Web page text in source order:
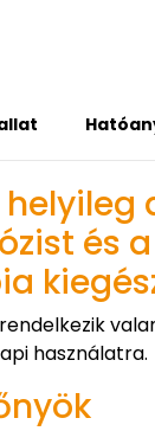
és
használatra.